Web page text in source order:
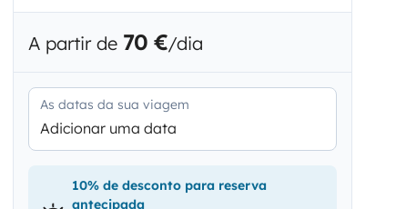
A partir de 70 €/dia
As datas da sua viagem
Adicionar uma data
10% de desconto para reserva
antecipada